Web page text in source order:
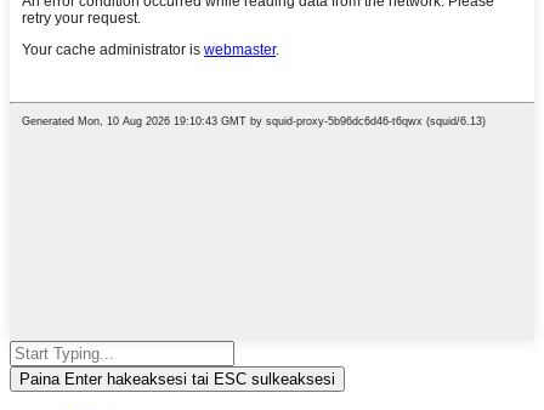
Paina Enter hakeaksesi tai ESC sulkeaksesi